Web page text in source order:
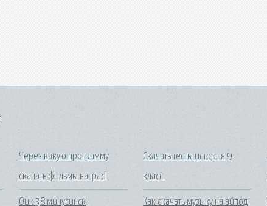
Через какую программу
скачать фильмы на ipad
Оик 38 минусинск
Скачать тесты история 9
класс
Как скачать музыку на айпод